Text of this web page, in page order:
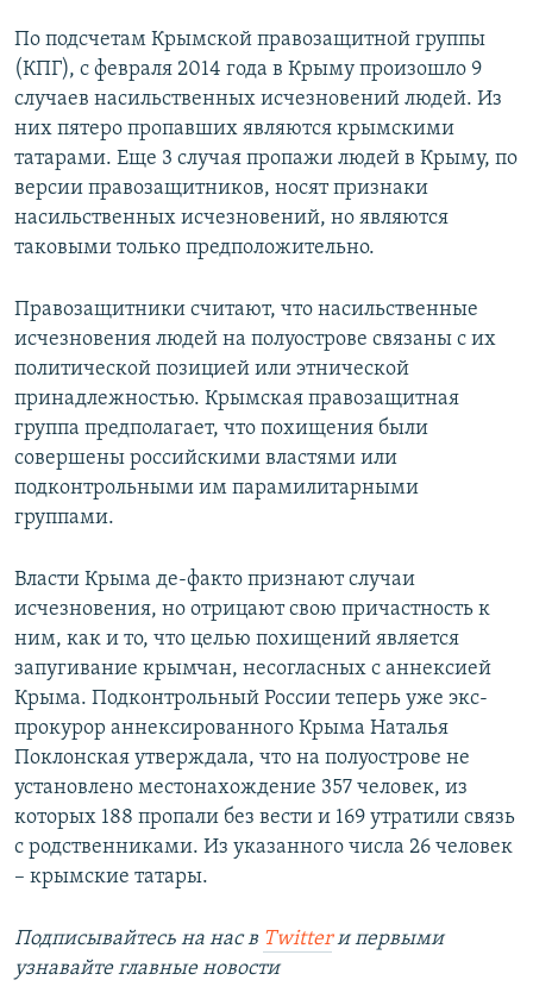
По подсчетам Крымской правозащитной группы
(КПГ), с февраля 2014 года в Крыму произошло 9
случаев насильственных исчезновений людей. Из
них пятеро пропавших являются крымскими
татарами. Еще 3 случая пропажи людей в Крыму, по
версии правозащитников, носят признаки
насильственных исчезновений, но являются
таковыми только предположительно.
Правозащитники считают, что насильственные
исчезновения людей на полуострове связаны с их
политической позицией или этнической
принадлежностью. Крымская правозащитная
группа предполагает, что похищения были
совершены российскими властями или
подконтрольными им парамилитарными
группами.
Власти Крыма де-факто признают случаи
исчезновения, но отрицают свою причастность к
ним, как и то, что целью похищений является
запугивание крымчан, несогласных с аннексией
Крыма. Подконтрольный России теперь уже экс-
прокурор аннексированного Крыма Наталья
Поклонская утверждала, что на полуострове не
установлено местонахождение 357 человек, из
которых 188 пропали без вести и 169 утратили связь
с родственниками. Из указанного числа 26 человек
– крымские татары.
Подписывайтесь на наc в Twitterи первыми
узнавайте главные новости